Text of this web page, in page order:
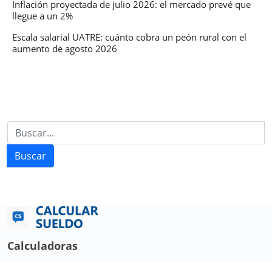
Inflación proyectada de julio 2026: el mercado prevé que
llegue a un 2%
Escala salarial UATRE: cuánto cobra un peón rural con el
aumento de agosto 2026
Buscar
Calculadoras